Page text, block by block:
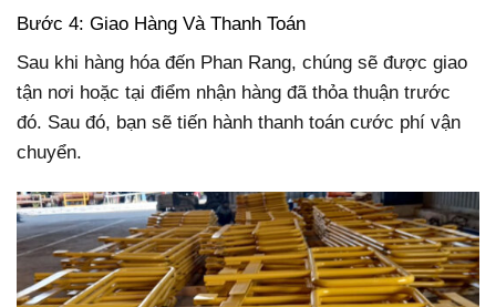
Bước 4: Giao Hàng Và Thanh Toán
Sau khi hàng hóa đến Phan Rang, chúng sẽ được giao
tận nơi hoặc tại điểm nhận hàng đã thỏa thuận trước
đó. Sau đó, bạn sẽ tiến hành thanh toán cước phí vận
chuyển.